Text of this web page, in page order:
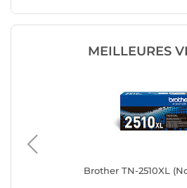
MEILLEURES
Brother TN-2510XL